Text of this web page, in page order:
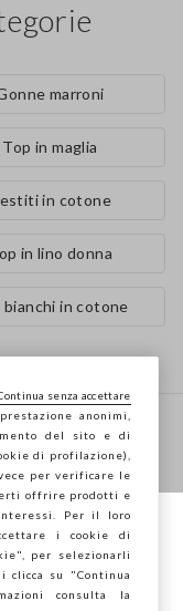
marroni
Top in maglia
in cotone
in lino donna
bianchi in cotone
e
vuoi
anonimi,
del sito e di
di profilazione),
per verificare le
offrire prodotti e
Per il loro
i cookie di
per selezionarli
su "Continua
consulta la
senza accettare